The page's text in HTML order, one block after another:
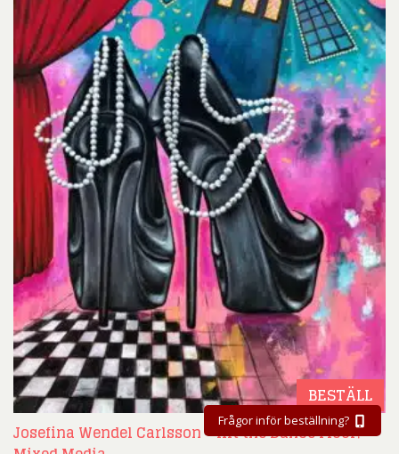
BESTÄLL
Josefina Wendel Carlsson – Hit the Dance Floor! –
Frågor inför beställning?